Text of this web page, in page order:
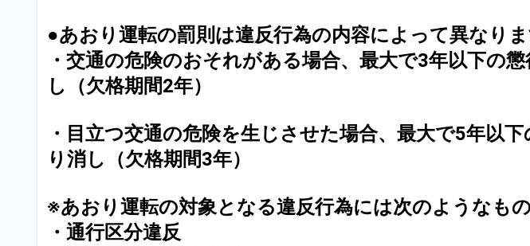
●あおり運転の罰則は違反行為の内容によって異なりま
・交通の危険のおそれがある場合、最大で3年以下の
し（欠格期間2年）
・目立つ交通の危険を生じさせた場合、最大で5年以
り消し（欠格期間3年）
※あおり運転の対象となる違反行為には次のようなもの
・通行区分違反